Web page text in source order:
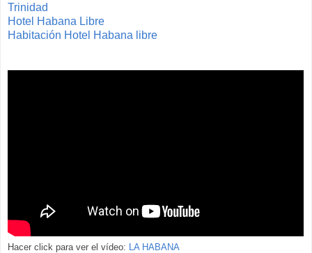
Trinidad
Hotel Habana Libre
Habitación Hotel Habana libre
Hacer click para ver el vídeo: LA HABANA